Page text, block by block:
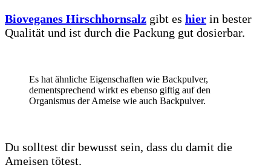
Bioveganes Hirschhornsalz gibt es hier in bester
Qualität und ist durch die Packung gut dosierbar.
Es hat ähnliche Eigenschaften wie Backpulver,
dementsprechend wirkt es ebenso giftig auf den
Organismus der Ameise wie auch Backpulver.
Du solltest dir bewusst sein, dass du damit die
Ameisen tötest.